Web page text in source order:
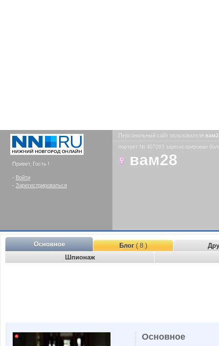
Привет, Гость !
- Войти
- Зарегистрироваться
Персональный сайт пользователя
портрет № 407093 зарегистрирован
вам28
Основное Блог( 8 )
Шпионаж
Основное